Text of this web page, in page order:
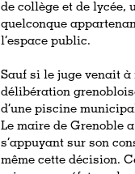
de collège et de lycée,
quelconque
l’espace public.
Sauf si le juge venait
délibération
d’une piscine
Le maire de Grenoble
s’appuyant sur son
même cette décision.